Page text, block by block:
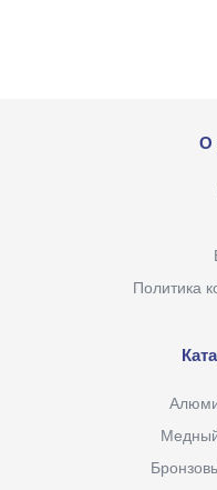
О
Политика